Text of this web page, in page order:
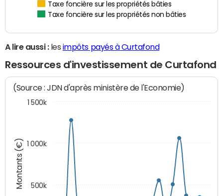
Taxe foncière sur les propriétés bâties
Taxe foncière sur les propriétés non bâties
A lire aussi :les impôts payés à Curtafond
Ressources d'investissement de Curtafond
Montants (€)
(Source : JDN d'après ministère de l'Economie)
500k
1 000k
1 500k